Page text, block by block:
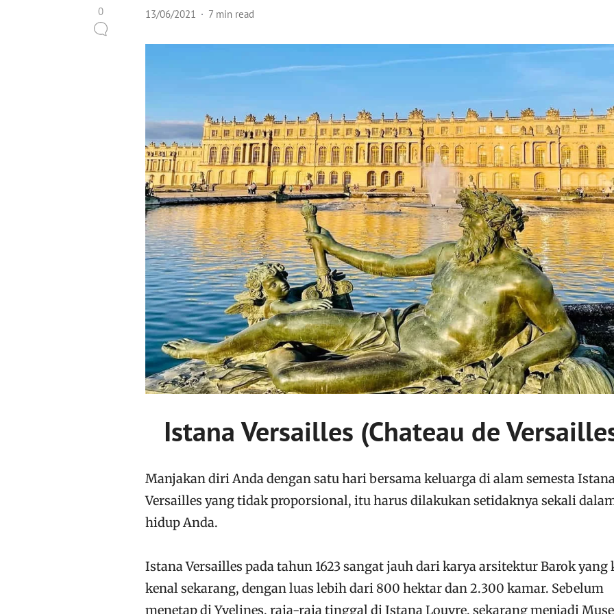
0 13/06/2021 7 min read
Istana Versailles (Chateau de
Manjakan diri Anda dengan satu hari bersama keluarga di alam semesta
Versailles yang tidak proporsional, itu harus dilakukan setidaknya sekali
hidup Anda.
Istana Versailles pada tahun 1623 sangat jauh dari karya arsitektur Barok yang
kenal sekarang, dengan luas lebih dari 800 hektar dan 2.300 kamar. Sebelum
menetap di Yvelines, raja-raja tinggal di Istana Louvre, sekarang menjadi